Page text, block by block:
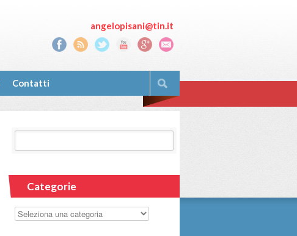
angelopisani@tin.it
Contatti
Categorie